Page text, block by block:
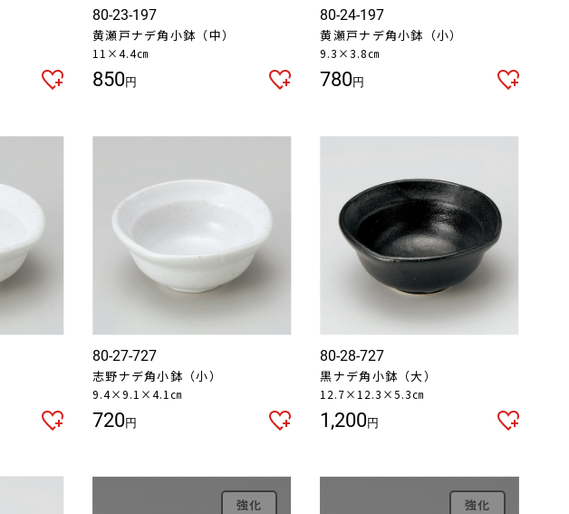
80-23-197
黄瀬戸ナデ角小鉢（中）
11×4.4㎝
850円
80-24-197
黄瀬戸ナデ角小鉢（小）
9.3×3.8㎝
780円
80-27-727
志野ナデ角小鉢（小）
9.4×9.1×4.1㎝
720円
80-28-727
黒ナデ角小鉢（大）
12.7×12.3×5.3㎝
1,200円
強化 強化